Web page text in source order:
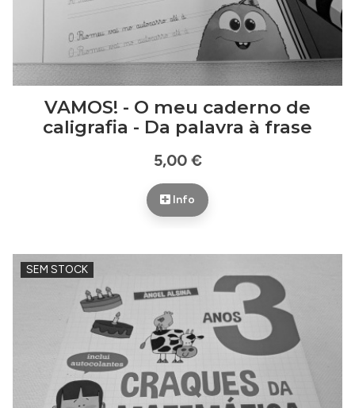
VAMOS! - O meu caderno de
caligrafia - Da palavra à frase
5,00 €
Info
SEM STOCK